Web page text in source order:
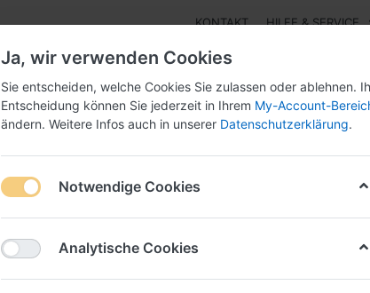
KONTAKT HILFE & SERVICE
Pfirsich
Farmer-
Ja, wir verwenden Cookies
Sie entscheiden, welche Cookies Sie zulassen oder ablehnen.
Entscheidung können Sie jederzeit in Ihrem My-Account-
ändern. Weitere Infos auch in unserer Datenschutzerklärung.
Notwendige Cookies
Analytische Cookies